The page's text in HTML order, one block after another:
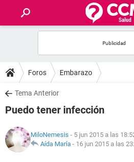
FOROS
SALUD
NUTRICIÓN
Foros Embarazo
Tema Anterior
Puedo tener infección
MiloNemesis - 5 jun 2015 a las
Aída María - 16 jun 2015 a las